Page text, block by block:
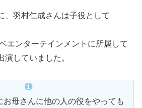
、羽村仁成さんは子役として
エンターテインメントに所属して
演していました。
お母さんに他の人の役をやっても